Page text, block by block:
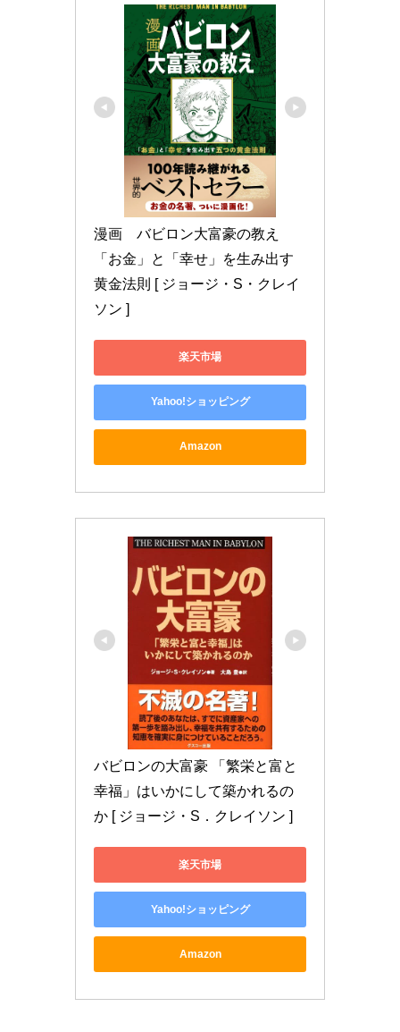
漫画　バビロン大富豪の教え
「お金」と「幸せ」を生み出す
黄金法則 [ ジョージ・S・クレイ
ソン ]
楽天市場
Yahoo!ショッピング
Amazon
バビロンの大富豪 「繁栄と富と
幸福」はいかにして築かれるの
か [ ジョージ・S．クレイソン ]
楽天市場
Yahoo!ショッピング
Amazon